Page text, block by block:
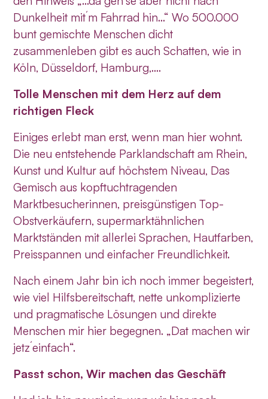
Dunkelheit mit´m Fahrrad hin…“ Wo 500.000
bunt gemischte Menschen dicht
zusammenleben gibt es auch Schatten, wie in
Köln, Düsseldorf, Hamburg,….
Tolle Menschen mit dem Herz auf dem
richtigen Fleck
Einiges erlebt man erst, wenn man hier wohnt.
Die neu entstehende Parklandschaft am Rhein,
Kunst und Kultur auf höchstem Niveau, Das
Gemisch aus kopftuchtragenden
Marktbesucherinnen, preisgünstigen Top-
Obstverkäufern, supermarktähnlichen
Marktständen mit allerlei Sprachen, Hautfarben,
Preisspannen und einfacher Freundlichkeit.
Nach einem Jahr bin ich noch immer begeistert,
wie viel Hilfsbereitschaft, nette unkomplizierte
und pragmatische Lösungen und direkte
Menschen mir hier begegnen. „Dat machen wir
jetz´einfach“.
Passt schon, Wir machen das Geschäft